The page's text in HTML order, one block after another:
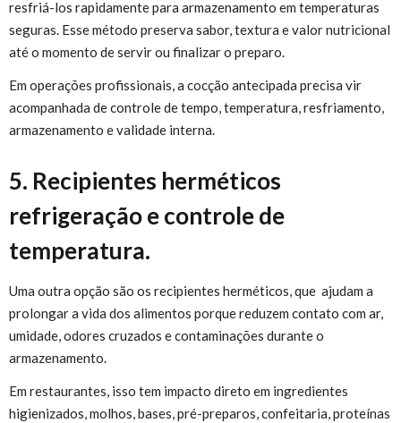
resfriá-los rapidamente para armazenamento em temperaturas
seguras. Esse método preserva sabor, textura e valor nutricional
até o momento de servir ou finalizar o preparo.
Em operações profissionais, a cocção antecipada precisa vir
acompanhada de controle de tempo, temperatura, resfriamento,
armazenamento e validade interna.
5. Recipientes herméticos
refrigeração e controle de
temperatura.
Uma outra opção são os recipientes herméticos, que ajudam a
prolongar a vida dos alimentos porque reduzem contato com ar,
umidade, odores cruzados e contaminações durante o
armazenamento.
Em restaurantes, isso tem impacto direto em ingredientes
higienizados, molhos, bases, pré-preparos, confeitaria, proteínas